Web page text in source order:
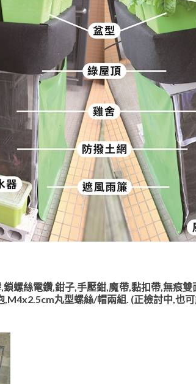
鎖螺絲電鑽,鉗子,手壓鉗,魔帶,黏扣帶,無痕
丸型螺絲/帽兩組. (正檢討中,也